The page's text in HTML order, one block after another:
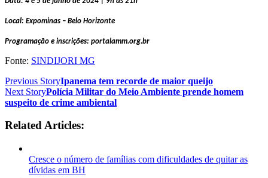
Local: Expominas – Belo Horizonte
Programação e inscrições: portalamm.org.br
Fonte: SINDIJORI MG
Previous StoryIpanema tem recorde de maior queijo
Next StoryPolícia Militar do Meio Ambiente prende homem
suspeito de crime ambiental
Related Articles:
Cresce o número de famílias com dificuldades de quitar as
dívidas em BH